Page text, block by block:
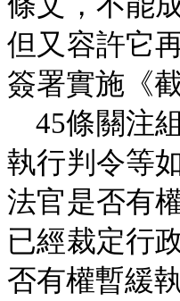
但又容許它
簽署實施《
45條關注
執行判令等
法官是否有
已經裁定行
否有權暫緩